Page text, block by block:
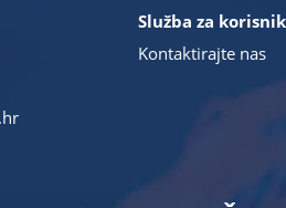
Služba za
Kontaktirajte nas